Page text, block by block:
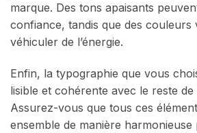
marque. Des tons apaisants
confiance, tandis que des couleurs
véhiculer de l’énergie.
Enfin, la typographie que vous
lisible et cohérente avec le reste
Assurez-vous que tous ces
ensemble de manière